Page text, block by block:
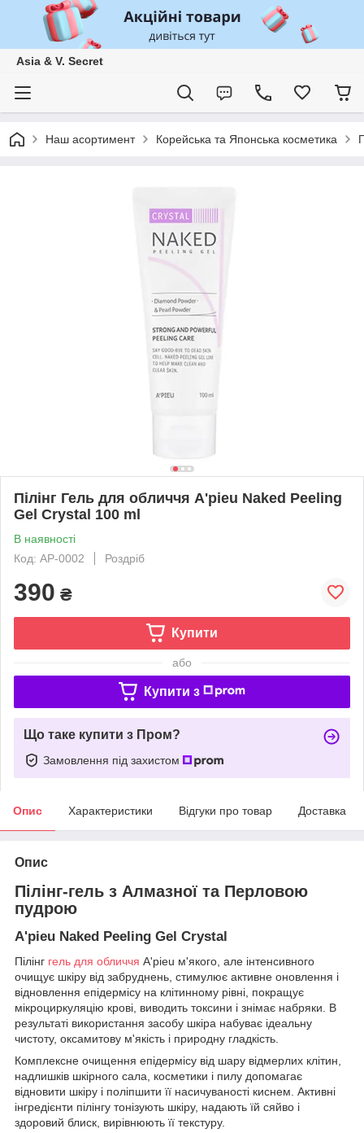
Asia & V. Secret
Наш асортимент Корейська та Японська косметика
Пілінг Гель для обличчя A'pieu Naked Peeling
Gel Crystal 100 ml
В наявності
Код: AP-0002
Роздріб
390 ₴
Купити
або
Купити з
Що таке купити з Пром?
Замовлення під захистом
Опис Характеристики Відгуки про товар Доставка
Опис
Пілінг-гель з Алмазної та Перловою
пудрою
A'pieu Naked Peeling Gel Crystal
Пілінг гель для обличчя A'pieu м'якого, але інтенсивного
очищує шкіру від забруднень, стимулює активне оновлення і
відновлення епідермісу на клітинному рівні, покращує
мікроциркуляцію крові, виводить токсини і знімає набряки. В
результаті використання засобу шкіра набуває ідеальну
чистоту, оксамитову м'якість і природну гладкість.
Комплексне очищення епідермісу від шару відмерлих клітин,
надлишків шкірного сала, косметики і пилу допомагає
відновити шкіру і поліпшити її насичуваності киснем. Активні
інгредієнти пілінгу тонізують шкіру, надають їй сяйво і
здоровий блиск, вирівнюють її текстуру.